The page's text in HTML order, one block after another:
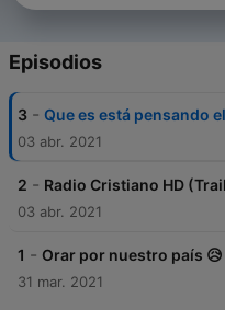
Episodios
3 - Que es está pensando
03 abr. 2021
2 - Radio Cristiano HD
03 abr. 2021
1 - Orar por nuestro país 😥
31 mar. 2021